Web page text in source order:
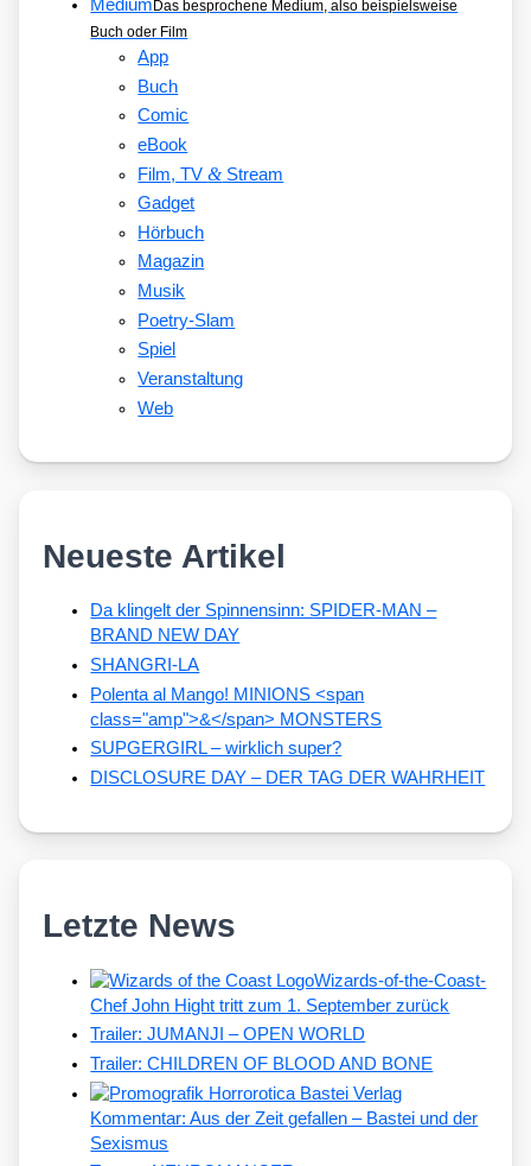
Medium Das besprochene Medium, also beispielsweise
Buch oder Film
App
Buch
Comic
eBook
Film, TV&Stream
Gadget
Hörbuch
Magazin
Musik
Poetry-Slam
Spiel
Veranstaltung
Web
Neueste Artikel
Da klingelt der Spinnensinn: SPIDER-MAN –
BRAND NEW DAY
SHANGRI-LA
Polenta al Mango! MINIONS <span
class="amp">&</span> MONSTERS
SUPGERGIRL – wirklich super?
DISCLOSURE DAY – DER TAG DER WAHRHEIT
Letzte News
Wizards-of-the-Coast-
Chef John Hight tritt zum 1. September zurück
Trailer: JUMANJI – OPEN WORLD
Trailer: CHILDREN OF BLOOD AND BONE
Kommentar: Aus der Zeit gefallen – Bastei und der
Sexismus